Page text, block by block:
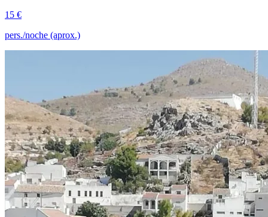
15 €
pers./noche (aprox.)